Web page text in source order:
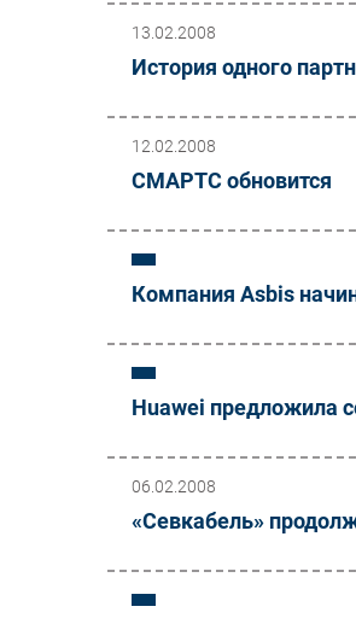
13.02.2008
История одного
12.02.2008
СМАРТС обновится
Компания Asbis
Huawei предложила
06.02.2008
«Севкабель»